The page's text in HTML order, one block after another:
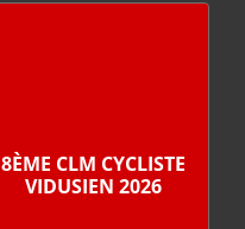
8ÈME CLM CYCLISTE
VIDUSIEN 2026